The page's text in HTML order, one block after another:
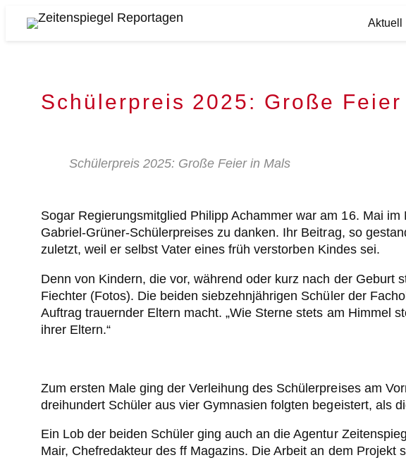
InhaltZeitenspiegel
Aktuell
Schülerpreis 2025: Große
Schülerpreis 2025: Große Feier in Mals
Sogar Regierungsmitglied Philipp Achammer war am 16. Mai
Gabriel-Grüner-Schülerpreises zu danken. Ihr Beitrag, so
zuletzt, weil er selbst Vater eines früh verstorben Kindes sei.
Denn von Kindern, die vor, während oder kurz nach der Geburt
Fiechter (Fotos). Die beiden siebzehnjährigen Schüler der
Auftrag trauernder Eltern macht. „Wie Sterne stets am Himmel
ihrer Eltern.“
Zum ersten Male ging der Verleihung des Schülerpreises am
dreihundert Schüler aus vier Gymnasien folgten begeistert, als
Ein Lob der beiden Schüler ging auch an die Agentur
Mair, Chefredakteur des ff Magazins. Die Arbeit an dem